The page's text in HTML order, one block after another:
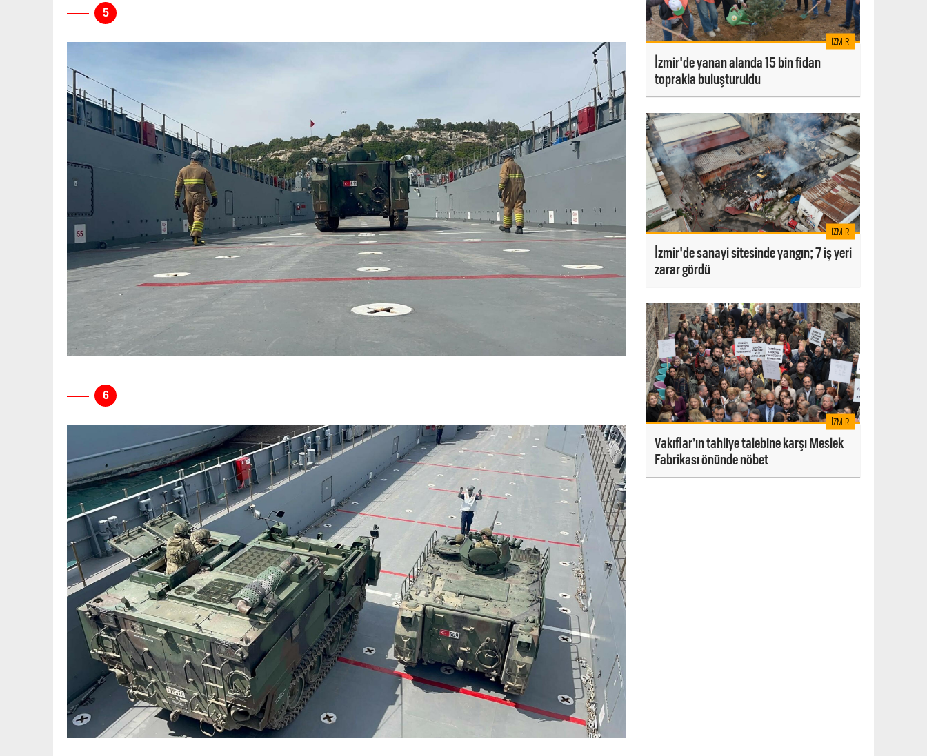
İZMIR
İzmir'de yanan alanda 15 bin fidan
toprakla buluşturuldu
İZMIR
İzmir'de sanayi sitesinde yangın; 7 iş yeri
zarar gördü
İZMIR
Vakıflar’ın tahliye talebine karşı Meslek
Fabrikası önünde nöbet